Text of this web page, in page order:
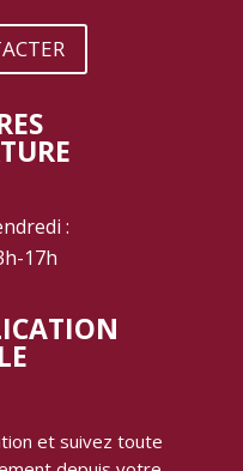
:
17h
et suivez toute